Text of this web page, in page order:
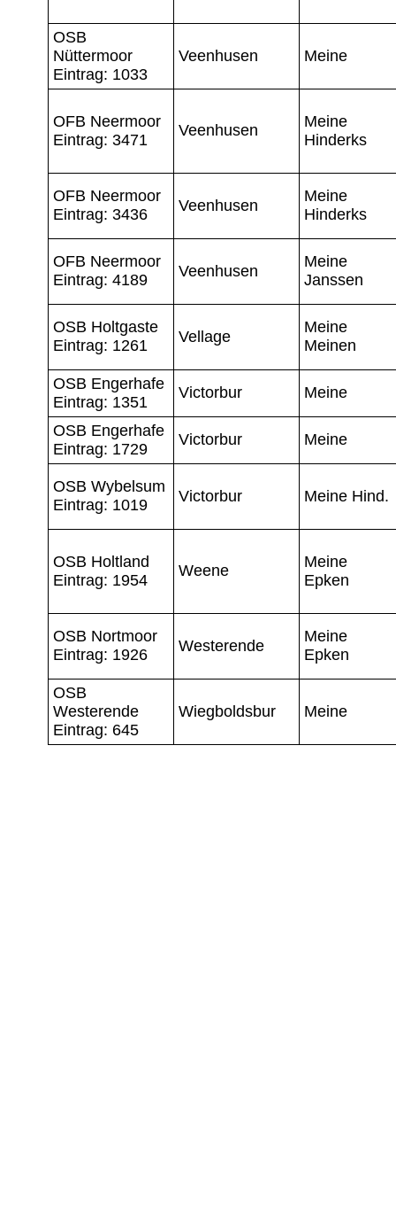
OSB
Nüttermoor
Eintrag: 1033
Veenhusen Meine
OFB Neermoor
Eintrag: 3471
Veenhusen
Meine
Hinderks
OFB Neermoor
Eintrag: 3436
Veenhusen
Meine
Hinderks
OFB Neermoor
Eintrag: 4189
Veenhusen
Meine
Janssen
OSB Holtgaste
Eintrag: 1261
Vellage
Meine
Meinen
OSB Engerhafe
Eintrag: 1351
Victorbur Meine
OSB Engerhafe
Eintrag: 1729
Victorbur Meine
OSB Wybelsum
Eintrag: 1019
Victorbur Meine Hind.
OSB Holtland
Eintrag: 1954
Weene
Meine
Epken
OSB Nortmoor
Eintrag: 1926
Westerende
Meine
Epken
OSB
Westerende
Eintrag: 645
Wiegboldsbur Meine